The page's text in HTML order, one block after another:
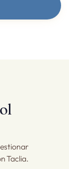
Taclia.